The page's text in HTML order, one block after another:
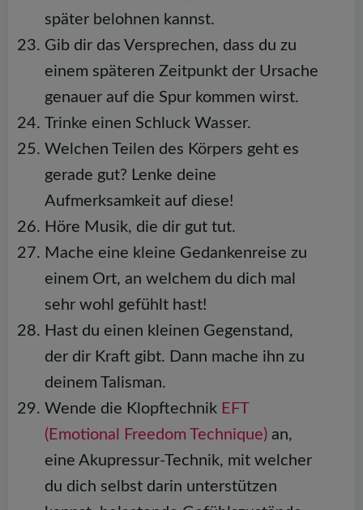
später belohnen kannst.
Gib dir das Versprechen, dass du zu
einem späteren Zeitpunkt der Ursache
genauer auf die Spur kommen wirst.
Trinke einen Schluck Wasser.
Welchen Teilen des Körpers geht es
gerade gut? Lenke deine
Aufmerksamkeit auf diese!
Höre Musik, die dir gut tut.
Mache eine kleine Gedankenreise zu
einem Ort, an welchem du dich mal
sehr wohl gefühlt hast!
Hast du einen kleinen Gegenstand,
der dir Kraft gibt. Dann mache ihn zu
deinem Talisman.
Wende die Klopftechnik EFT
(Emotional Freedom Technique) an,
eine Akupressur-Technik, mit welcher
du dich selbst darin unterstützen